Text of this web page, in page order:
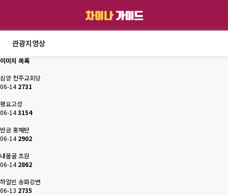
관광지영상
이미지 목록
심양 천주교회당
06-14 2731
평요고성
06-143154
반금 홍해탄
06-14 2902
내몰골 초원
06-14 2862
하얼빈 송화강변
06-13 2735